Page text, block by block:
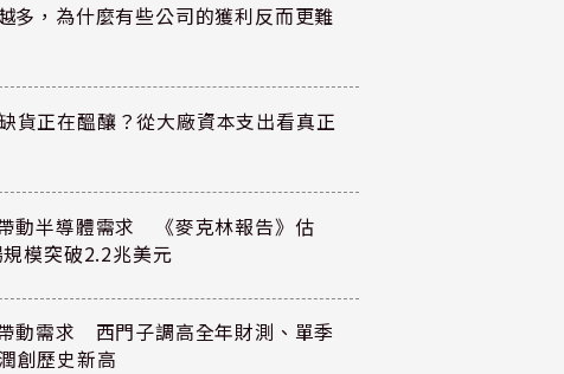
多，為什麼有些公司的獲利反而更難
貨正在醞釀？從大廠資本支出看真正
動半導體需求 《麥克林報告》估
模突破2.2兆美元
動需求 西門子調高全年財測、單季
創歷史新高